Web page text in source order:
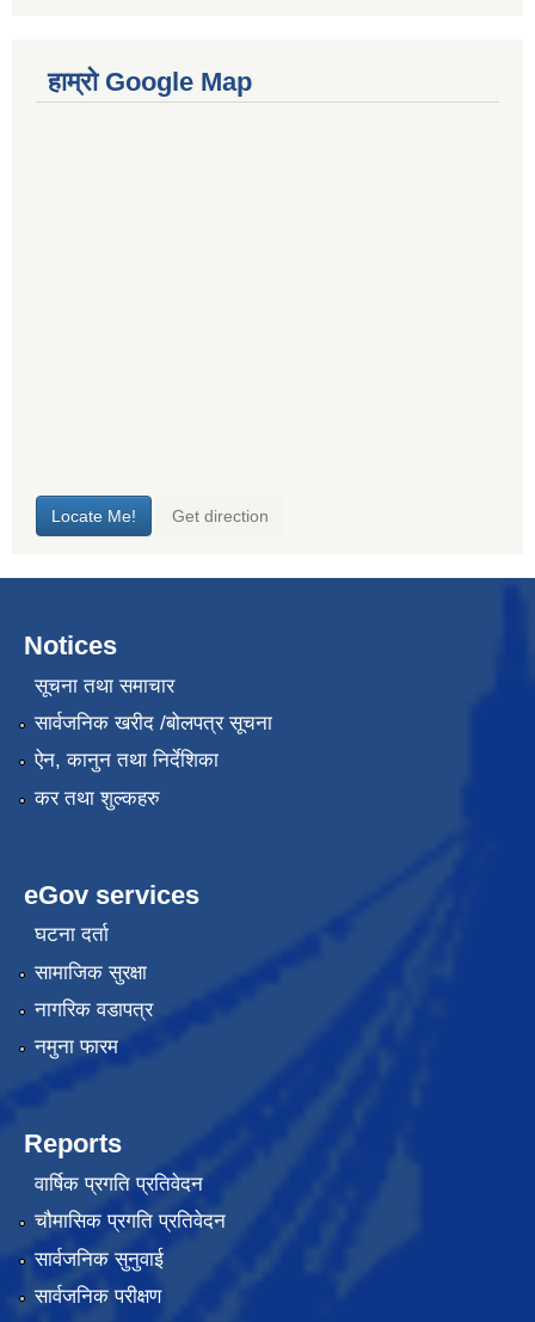
हाम्रो Google Map
Notices
सूचना तथा समाचार
सार्वजनिक खरीद /बोलपत्र सूचना
ऐन, कानुन तथा निर्देशिका
कर तथा शुल्कहरु
eGov services
घटना दर्ता
सामाजिक सुरक्षा
नागरिक वडापत्र
नमुना फारम
Reports
वार्षिक प्रगति प्रतिवेदन
चौमासिक प्रगति प्रतिवेदन
सार्वजनिक सुनुवाई
सार्वजनिक परीक्षण